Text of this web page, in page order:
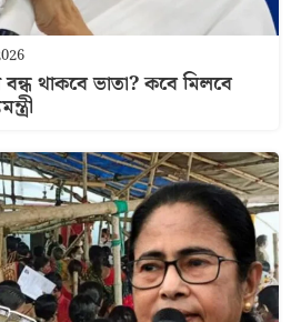
বন্ধ থাকবে ভাতা? কবে মিলবে